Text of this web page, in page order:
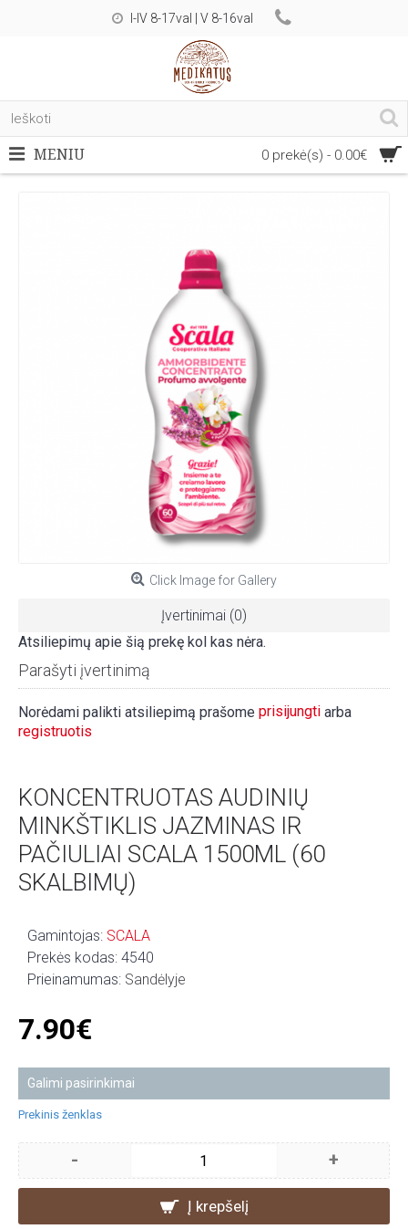
I-IV 8-17val | V 8-16val
0 prekė(s) - 0.00€
MENIU
Click Image for Gallery
Įvertinimai (0)
Atsiliepimų apie šią prekę kol kas nėra.
Parašyti įvertinimą
Norėdami palikti atsiliepimą prašome prisijungti arba
registruotis
KONCENTRUOTAS AUDINIŲ
MINKŠTIKLIS JAZMINAS IR
PAČIULIAI SCALA 1500ML (60
SKALBIMŲ)
Gamintojas: SCALA
Prekės kodas: 4540
Prieinamumas: Sandėlyje
7.90€
Galimi pasirinkimai
Prekinis ženklas
- +
Į krepšelį